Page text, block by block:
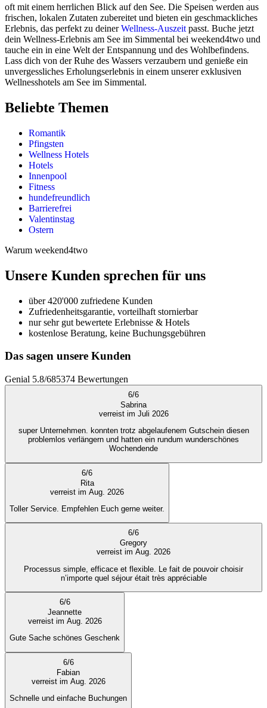
oft mit einem herrlichen Blick auf den See. Die Speisen werden aus
frischen, lokalen Zutaten zubereitet und bieten ein geschmackliches
Erlebnis, das perfekt zu deinerWellness-Auszeit passt. Buche jetzt
dein Wellness-Erlebnis am See im Simmental bei weekend4two und
tauche ein in eine Welt der Entspannung und des Wohlbefindens.
Lass dich von der Ruhe des Wassers verzaubern und genieße ein
unvergessliches Erholungserlebnis in einem unserer exklusiven
Wellnesshotels am See im Simmental.
Beliebte Themen
Romantik
Pfingsten
Wellness Hotels
Hotels
Innenpool
Fitness
hundefreundlich
Barrierefrei
Valentinstag
Ostern
Warum weekend4two
Unsere Kunden sprechen für uns
über 420'000 zufriedene Kunden
Zufriedenheitsgarantie, vorteilhaft stornierbar
nur sehr gut bewertete Erlebnisse & Hotels
kostenlose Beratung, keine Buchungsgebühren
Das sagen unsere Kunden
Genial 5.8/685374 Bewertungen
6/6
Sabrina
verreist im Juli 2026
super Unternehmen. konnten trotz abgelaufenem Gutschein diesen
problemlos verlängern und hatten ein rundum wunderschönes
Wochendende
6/6
Rita
verreist im Aug. 2026
Toller Service. Empfehlen Euch gerne weiter.
6/6
Gregory
verreist im Aug. 2026
Processus simple, efficace et flexible. Le fait de pouvoir choisir
n’importe quel séjour était très appréciable
6/6
Jeannette
verreist im Aug. 2026
Gute Sache schönes Geschenk
6/6
Fabian
verreist im Aug. 2026
Schnelle und einfache Buchungen